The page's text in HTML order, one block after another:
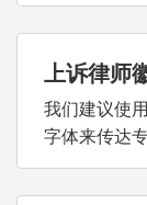
上诉律师
我们建议使
字体来传达